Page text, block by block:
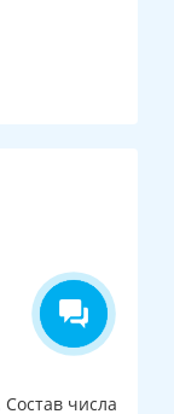
числа